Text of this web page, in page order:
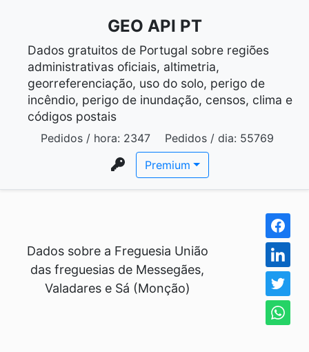
GEO API PT
Dados gratuitos de Portugal sobre regiões
administrativas oficiais, altimetria,
georreferenciação, uso do solo, perigo de
incêndio, perigo de inundação, censos, clima e
códigos postais
Pedidos / hora: 2347 Pedidos / dia: 55769
Premium
Dados sobre a Freguesia União
das freguesias de Messegães,
Valadares e Sá (Monção)